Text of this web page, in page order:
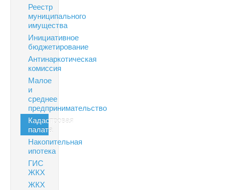
Реестр
муниципального
имущества
Инициативное
бюджетирование
Антинаркотическая
комиссия
Малое
и
среднее
предпринимательство
Кадастровая
палата
Накопительная
ипотека
ГИС
ЖКХ
ЖКХ